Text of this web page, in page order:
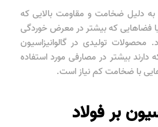
به دلیل ضخامت و مقاومت بالایی که
یا فضاهایی که بیشتر در معرض خوردگی
محصولات تولیدی در گالوانیزاسیون
بیشتر در مصارفی مورد استفاده
با ضخامت کم نیاز است.
بر فولاد